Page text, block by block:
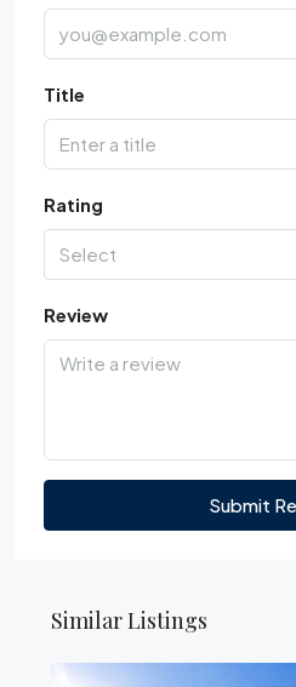
Title
Rating
Select
Review
Submit
Similar Listings